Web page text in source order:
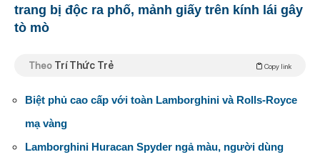
trang bị độc ra phố, mảnh giấy trên kính lái gây
tò mò
Theo Trí Thức Trẻ Copy link
Biệt phủ cao cấp với toàn Lamborghini và Rolls-Royce
mạ vàng
Lamborghini Huracan Spyder ngả màu, người dùng